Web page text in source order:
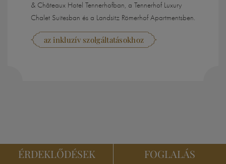
ÉRDEKLŐDÉSEK FOGLALÁS
& Châteaux Hotel Tennerhofban, a Tennerhof Luxury
Chalet Suitesban és a Landsitz Römerhof Apartmentsben.
az inkluzív szolgáltatásokhoz